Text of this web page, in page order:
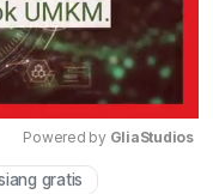
Powered by GliaStudios
gratis